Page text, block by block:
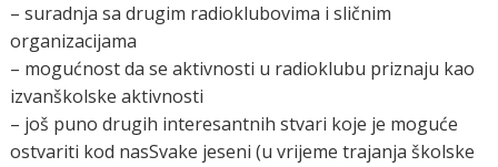
– suradnja sa drugim radioklubovima i sličnim
organizacijama
– mogućnost da se aktivnosti u radioklubu priznaju kao
izvanškolske aktivnosti
– još puno drugih interesantnih stvari koje je moguće
ostvariti kod nasSvake jeseni (u vrijeme trajanja školske